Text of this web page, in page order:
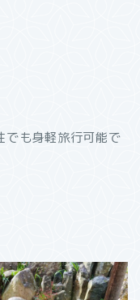
でも身軽旅行可能で